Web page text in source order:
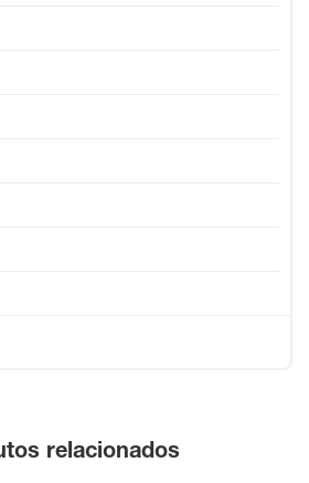
relacionados